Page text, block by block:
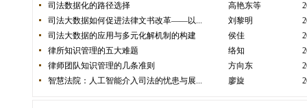
司法数据化的路径选择 高艳东等
司法大数据如何促进法律文书改革——以...
刘黎明
司法大数据的应用与多元化解机制的构建
侯佳
律所知识管理的五大难题
络知
律师团队知识管理的几条准则
方向东
智慧法院：人工智能介入司法的忧患与展...
廖旋